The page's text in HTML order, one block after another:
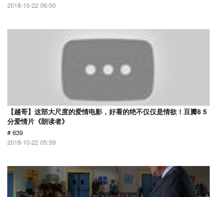
2018-10-22 06:00
【越哥】这部大尺度的爱情电影，好看的绝不仅仅是情欲！豆瓣8 5
分爱情片《朗读者》
# 639
2018-10-22 05:59